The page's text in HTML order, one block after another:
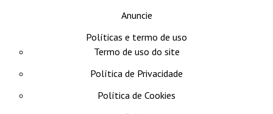
Anuncie
Políticas e termo de uso
Termo de uso do site
Política de Privacidade
Política de Cookies